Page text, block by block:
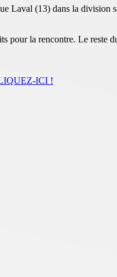
Laval (13) dans la division
la rencontre. Le reste
ICI !